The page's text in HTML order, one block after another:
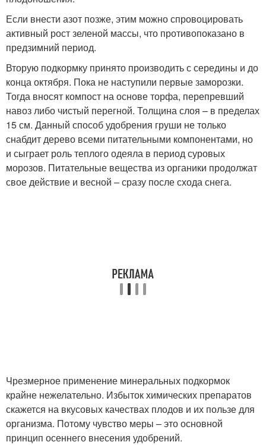
Если внести азот позже, этим можно спровоцировать
активный рост зеленой массы, что противопоказано в
предзимний период.
Вторую подкормку принято производить с середины и до
конца октября. Пока не наступили первые заморозки.
Тогда вносят компост на основе торфа, перепревший
навоз либо чистый перегной. Толщина слоя – в пределах
15 см. Данный способ удобрения груши не только
снабдит дерево всеми питательными компонентами, но
и сыграет роль теплого одеяла в период суровых
морозов. Питательные вещества из органики продолжат
свое действие и весной – сразу после схода снега.
Чрезмерное применение минеральных подкормок
крайне нежелательно. Избыток химических препаратов
скажется на вкусовых качествах плодов и их пользе для
организма. Потому чувство меры – это основной
принцип осеннего внесения удобрений.